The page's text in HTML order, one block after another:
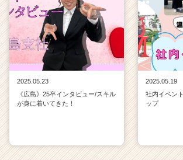
2025.05.23
《広島》25卒インタビュー/スキル
が身に着いてきた！
2025.05.19
社内イベン
ップ